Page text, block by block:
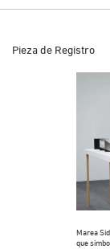
Pieza de Registro
Marea
que